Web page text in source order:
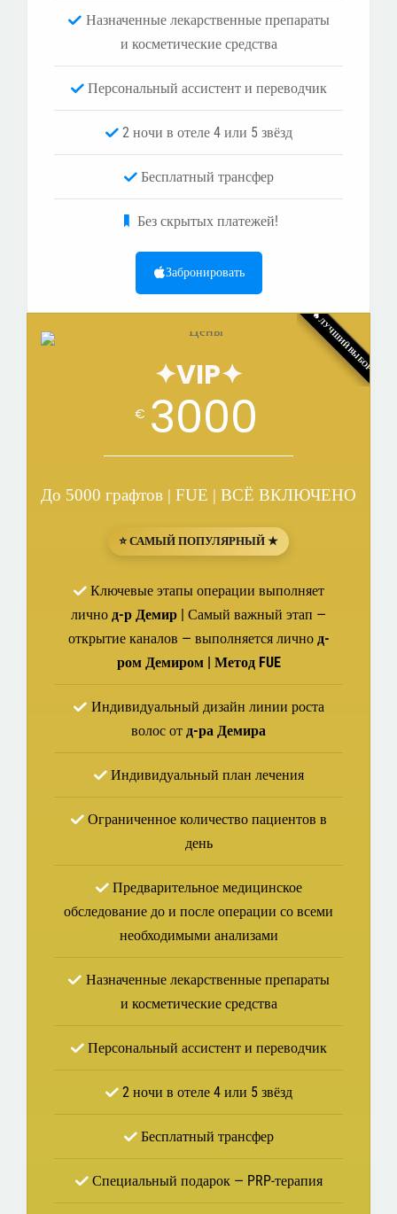
Назначенные лекарственные препараты
и косметические средства
Персональный ассистент и переводчик
2 ночи в отеле 4 или 5 звёзд
Бесплатный трансфер
Без скрытых платежей!
Забронировать
✦VIP✦
€ 3000
До 5000 графтов | FUE | ВСЁ ВКЛЮЧЕНО
⭐ САМЫЙ ПОПУЛЯРНЫЙ ★
🔥ЛУЧШИЙ ВЫБОР
Ключевые этапы операции выполняет
лично д-р Демир | Самый важный этап —
открытие каналов — выполняется лично д-
ром Демиром | Метод FUE
Индивидуальный дизайн линии роста
волос от д-ра Демира
Индивидуальный план лечения
Ограниченное количество пациентов в
день
Предварительное медицинское
обследование до и после операции со всеми
необходимыми анализами
Назначенные лекарственные препараты
и косметические средства
Персональный ассистент и переводчик
2 ночи в отеле 4 или 5 звёзд
Бесплатный трансфер
Специальный подарок — PRP-терапия